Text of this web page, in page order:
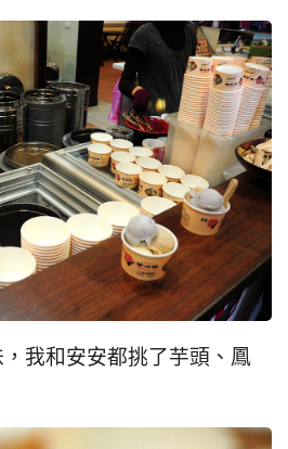
我和安安都挑了芋頭、鳳